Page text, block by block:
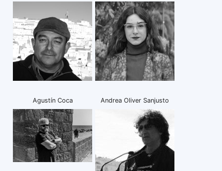
Agustín Coca Andrea Oliver Sanjusto